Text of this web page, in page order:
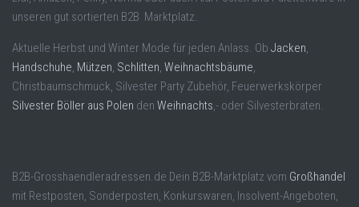
unseren gut sortierten B2B Marktplatz.
Aktuelle Herbst und Winter Mode für jeden Anlass. Ob Jacken,
Handschuhe, Mützen, Schlitten, Weihnachtsbäume,
Christbaumschmuck, Silvester Party Zubehör, Feuerwerkskörper
Silvester Böller aus Polen den Weihnachts,- oder Silvesterbraten.
B2B-Grosshaendleradressen.de Dein B2B-Marktplatz vom Großhandel
mit Restposten, Sonderposten, Konkurswaren, Insolvent-Angeboten,